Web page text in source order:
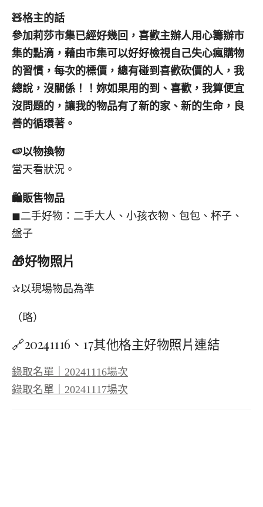
🧸格主的話
參加莉莎市集已經好幾回，喜歡主辦人用心籌辦市
集的點滴，藉由市集可以好好檢視自己失心瘋購物
的習慣，每次的標價，總有碰到喜歡砍價的人，我
總說，沒關係！！妳如果用的到、喜歡，我算便宜
沒問題的，讓我的物品有了新的家、新的生命，良
善的循環著。
🍉以物換物
當天看狀況。
🛍️販售物品
◼︎二手好物：二手大人、小孩衣物、包包、杯子、
盤子
🎁好物照片
✰以現場物品為準
（略）
🔗20241116、17其他格主好物照片連結
錄取名單｜20241116場次
錄取名單｜20241117場次